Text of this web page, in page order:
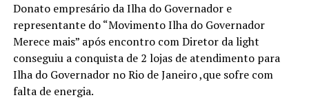
Visão Estratégica, Ousadia Calculada e Operação
Consistente. Juntos, esses pilares funcionam como um
guia para profissionais que buscam direcionamento e
protagonismo em um mercado cada vez mais dinâmico e
competitivo.
Donato empresário da Ilha do Governador e
representante do “Movimento Ilha do Governador
Merece mais” após encontro com Diretor da light
conseguiu a conquista de 2 lojas de atendimento para
Ilha do Governador no Rio de Janeiro ,que sofre com
falta de energia.